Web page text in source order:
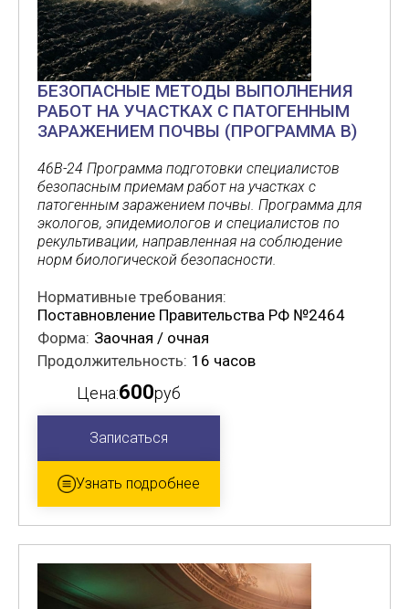
БЕЗОПАСНЫЕ МЕТОДЫ ВЫПОЛНЕНИЯ
РАБОТ НА УЧАСТКАХ С ПАТОГЕННЫМ
ЗАРАЖЕНИЕМ ПОЧВЫ (ПРОГРАММА В)
46В-24 Программа подготовки специалистов
безопасным приемам работ на участках с
патогенным заражением почвы. Программа для
экологов, эпидемиологов и специалистов по
рекультивации, направленная на соблюдение
норм биологической безопасности.
Нормативные требования:
Поставновление Правительства РФ №2464
Форма: Заочная / очная
Продолжительность: 16 часов
Цена:600руб
Записаться
Узнать подробнее